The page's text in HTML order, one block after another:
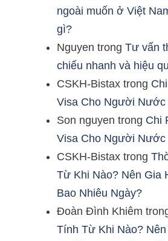
ngoài muốn ở Việt
gì?
Nguyen trong Tư vấn
chiếu nhanh và hiệu
CSKH-Bistax trong
Visa Cho Người Nước
Son nguyen trong Chi
Visa Cho Người Nước
CSKH-Bistax trong
Từ Khi Nào? Nên Gia
Bao Nhiêu Ngày?
Đoàn Đình Khiêm
Tính Từ Khi Nào?